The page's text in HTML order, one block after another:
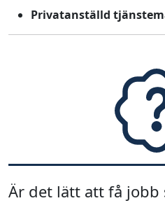
Privatanställd
Är det lätt att få jobb